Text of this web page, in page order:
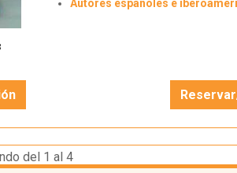
Autores españoles e
del 1 al 4